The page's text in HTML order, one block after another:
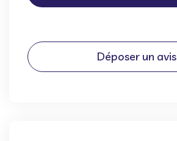
Déposer un avis